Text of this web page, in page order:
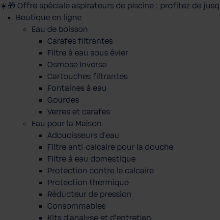
☀️🎁 Offre spéciale aspirateurs de piscine : profitez de
Boutique en ligne
Eau de boisson
Carafes filtrantes
Filtre à eau sous évier
Osmose Inverse
Cartouches filtrantes
Fontaines à eau
Gourdes
Verres et carafes
Eau pour la Maison
Adoucisseurs d'eau
Filtre anti-calcaire pour la douche
Filtre à eau domestique
Protection contre le calcaire
Protection thermique
Réducteur de pression
Consommables
Kits d'analyse et d'entretien